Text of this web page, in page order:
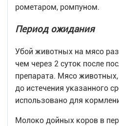
рометаром, ромпуном.
Период ожидания
Убой животных на мясо
чем через 2 суток после
препарата. Мясо
до истечения указанного
использовано для
Молоко дойных коров в